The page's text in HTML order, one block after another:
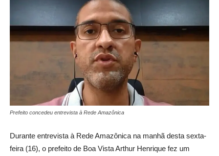
Prefeito concedeu entrevista à Rede Amazônica
Durante entrevista à Rede Amazônica na manhã desta sexta-
feira (16), o prefeito de Boa Vista Arthur Henrique fez um